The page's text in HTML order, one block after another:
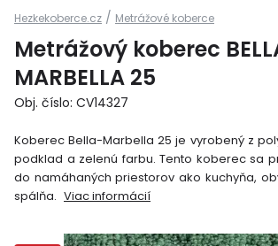
Hezkekoberce.cz / Metrážové koberce
Metrážový koberec
MARBELLA 25
Obj. číslo: CV14327
Koberec Bella-Marbella 25 je vyrobený z
podklad a zelenú farbu. Tento koberec sa
do namáhaných priestorov ako kuchyňa,
spálňa. Viac informácií